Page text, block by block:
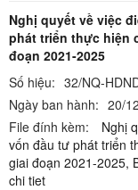
Nghị quyết về việc
phát triển thực hiện
đoạn 2021-2025
Số hiệu: 32/NQ-
Ngày ban hành: 20/
File đính kèm:
Nghị
vốn đầu tư phát triển
giai đoạn 2021-2025,
chi tiet